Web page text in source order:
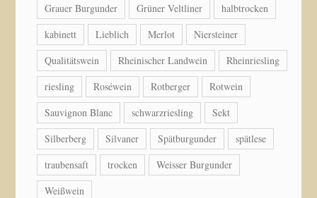
Grauer Burgunder
Grüner Veltliner
halbtrocken
kabinett
Lieblich Merlot
Niersteiner
Qualitätswein
Rheinischer Landwein
Rheinriesling
riesling
Roséwein Rotberger
Rotwein
Sauvignon Blanc
schwarzriesling
Sekt
Silberberg
Silvaner Spätburgunder
spätlese
traubensaft
trocken
Weisser Burgunder
Weißwein